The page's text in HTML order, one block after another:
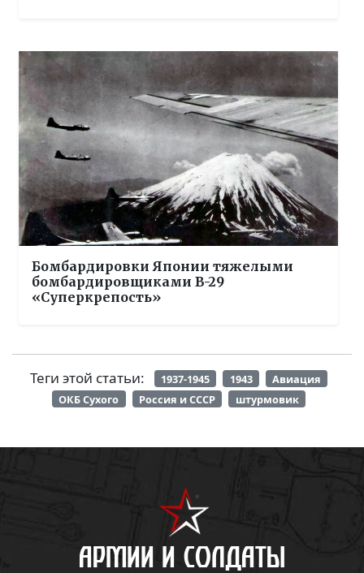
Бомбардировки Японии тяжелыми
бомбардировщиками B-29
«Суперкрепость»
Теги этой статьи: 1937-1945 1943
Авиация
ОКБ Сухого
Россия и СССР штурмовик